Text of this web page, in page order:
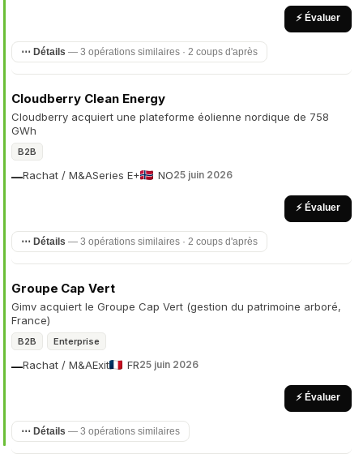
⚡ Évaluer
⋯ Détails — 3 opérations similaires · 2 coups d'après
Cloudberry Clean Energy
Cloudberry acquiert une plateforme éolienne nordique de 758
GWh
B2B
Rachat / M&A
— Series E+ NO25 juin 2026
⚡ Évaluer
⋯ Détails — 3 opérations similaires · 2 coups d'après
Groupe Cap Vert
Gimv acquiert le Groupe Cap Vert (gestion du patrimoine arboré,
France)
B2B Enterprise
Rachat / M&A
— Exit FR25 juin 2026
⚡ Évaluer
⋯ Détails — 3 opérations similaires